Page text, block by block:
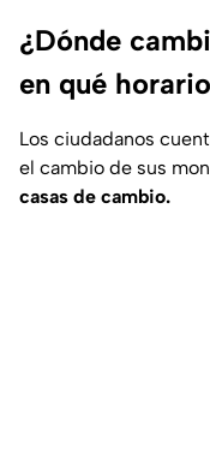
¿Dónde
en qué
Los ciudadanos
el cambio de sus
casas de cambio.